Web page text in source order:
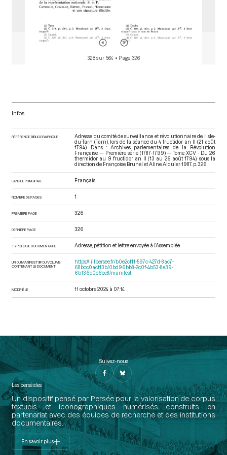
328 sur 564 • Page 326
Infos
RÉFÉRENCE BIBLIOGRAPHIQUE
Adresse du comité de surveillance et révolutionnaire de l'Isle-
du-Tarn (Tarn), lors de la séance du 4 fructidor an II (21 août
1794). Dans : Archives parlementaires de la Révolution
Française — Première série (1787-1799) — Tome XCV - Du 26
thermidor au 9 fructidor an II (13 au 26 août 1794) , sous la
direction de Françoise Brunel et Aline Alquier. 1987. p. 326.
LANGUE PRINCIPALE Français
NOMBRE DE PAGES 1
PREMIÈRE PAGE 326
DERNIÈRE PAGE 326
TYPOLOGIE DOCUMENTAIRE Adresse, pétition et lettre envoyée à l’Assemblée
URI DU MANIFEST IIIF DU VOLUME
CONTENANT LE DOCUMENT
https://iiif.persee.fr/b0e2cf11-597c-427d-8ac7-
68bcc0acf13b/0bd96bb8-2c0f-4b53-8e39-
6b136c0e6ec8/manifest
MODIFIÉ LE 11 octobre 2024 à 07:14
Suivez-nous
Les perséides
Un dispositif pensé par Persée pour la valorisation de corpus
textuels et iconographiques numérisés construits en
partenariat avec des équipes de recherche et des institutions
documentaires.
En savoir plus